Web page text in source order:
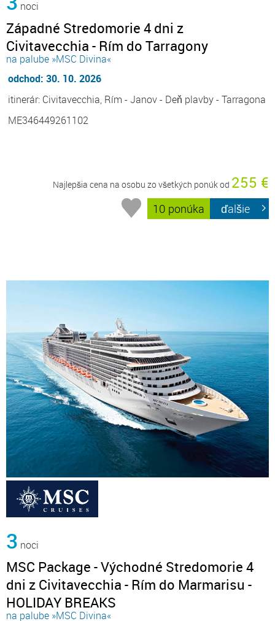
noci
Západné Stredomorie 4 dni z
Civitavecchia - Rím do Tarragony
na palube »MSC Divina«
odchod: 30. 10. 2026
itinerár: Civitavecchia, Rím - Janov - Deň plavby - Tarragona
ME346449261102
Najlepšia cena na osobu zo všetkých ponúk od 255 €
10 ponúka ďalšie
3 noci
MSC Package - Východné Stredomorie 4
dni z Civitavecchia - Rím do Marmarisu -
HOLIDAY BREAKS
na palube »MSC Divina«